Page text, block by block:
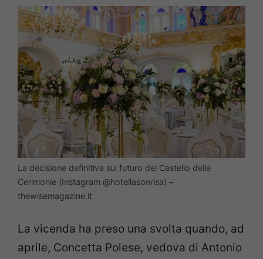
La decisione definitiva sul futuro del Castello delle
Cerimonie (Instagram @hotellasonrisa) –
thewisemagazine.it
La vicenda ha preso una svolta quando, ad
aprile, Concetta Polese, vedova di Antonio